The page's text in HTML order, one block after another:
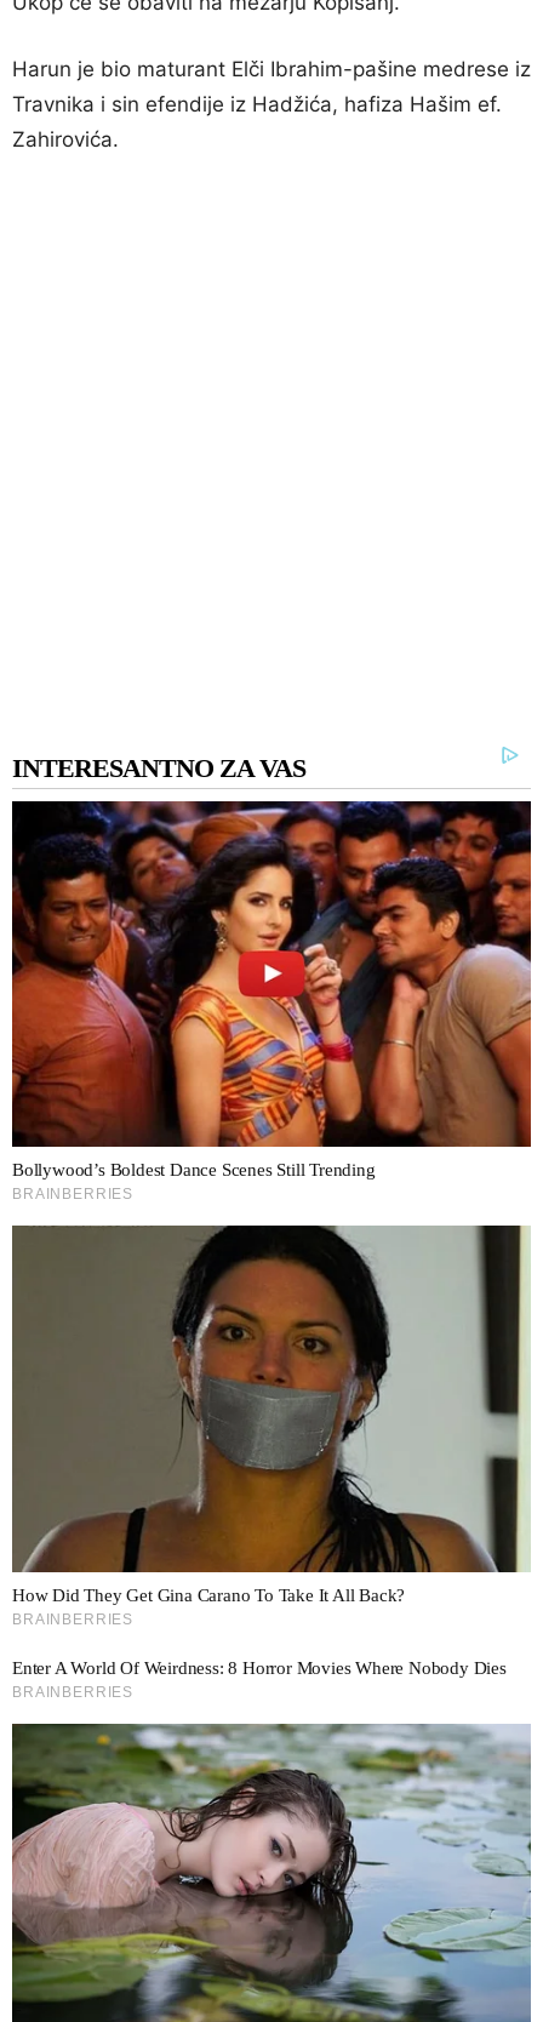
Harun je bio maturant Elči Ibrahim-pašine medrese iz
Travnika i sin efendije iz Hadžića, hafiza Hašim ef.
Zahirovića.